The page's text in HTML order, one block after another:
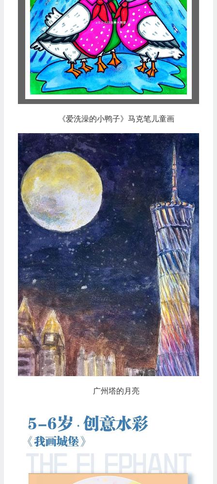
《爱洗澡的小鸭子》马克笔儿童画
广州塔的月亮